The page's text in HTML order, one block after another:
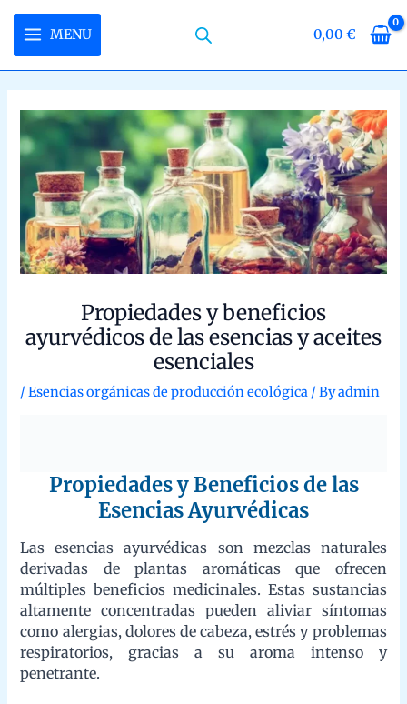
content
MENU 0,00€
Propiedades y beneficios ayurvédicos de
las esencias y aceites esenciales
Esencias orgánicas de producción ecológica
Esencias Ayurvédicas
Las esencias ayurvédicas son mezclas naturales derivadas de
plantas aromáticas que ofrecen múltiples beneficios
medicinales. Estas sustancias altamente concentradas pueden
aliviar síntomas como alergias, dolores de cabeza, estrés y
problemas respiratorios, gracias a su aroma intenso y
penetrante.
Esencia Ayurvédica para las Alergias